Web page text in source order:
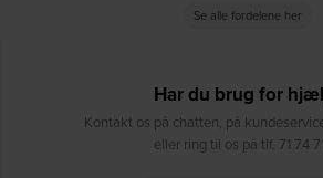
Se alle fordelene her
Har du brug for
Kontakt os på chatten, på
eller ring til os på tlf. 71 74